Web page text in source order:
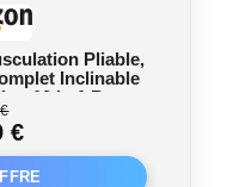
Pliable,
Inclinable
10 in 1 Banc
Complet du
capacité de poids
€